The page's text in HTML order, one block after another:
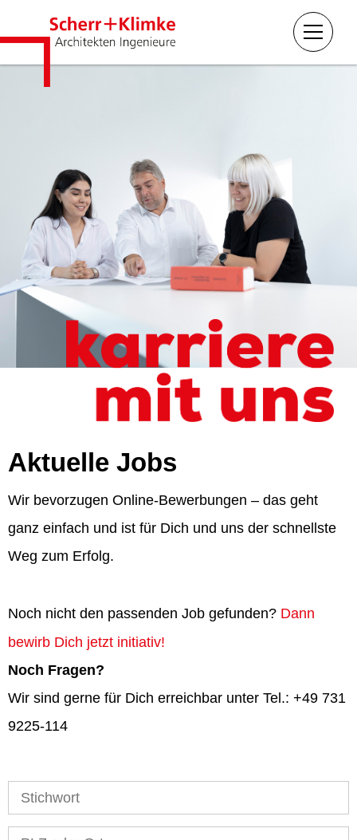
Aktuelle Jobs
Wir bevorzugen Online-Bewerbungen – das geht
ganz einfach und ist für Dich und uns der schnellste
Weg zum Erfolg.
Noch nicht den passenden Job gefunden? Dann
bewirb Dich jetzt initiativ!
Noch Fragen?
Wir sind gerne für Dich erreichbar unter Tel.: +49 731
9225-114